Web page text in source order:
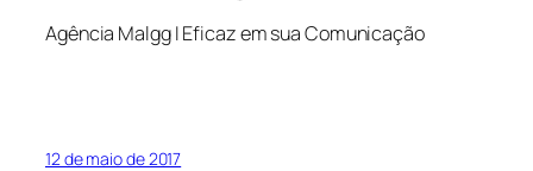
Agência Malgg I Eficaz em sua Comunicação
12 de maio de 2017